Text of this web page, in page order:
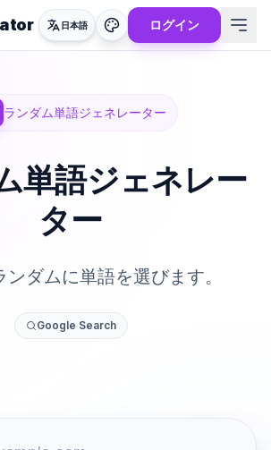
日本語 ログイン
ランダム単語ジェネレーター
単語ジェネレー
ター
ダムに単語を選びます。
Google Search